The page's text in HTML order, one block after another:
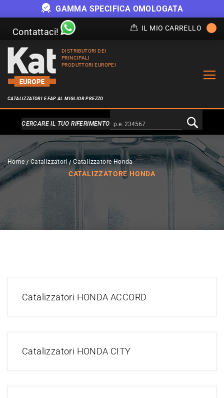
GAMMA SPECIFICA OMOLOGATA
Contattaci! IL MIO CARRELLO
DISTRIBUTORI DEI
PRINCIPALI
PRODUTTORI EUROPEI
CATALIZZATORI E FAP AL MIGLIOR PREZZO
Alternativa a Doofinder
CERCARE IL TUO RIFERIMENTO
Home Catalizzatori Catalizzatore Honda
CATALIZZATORE HONDA
Catalizzatori HONDA ACCORD
Catalizzatori HONDA CITY